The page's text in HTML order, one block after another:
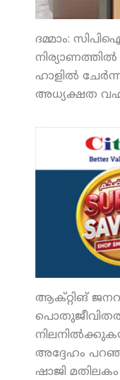
ദമ്മാം:
നിര്യാണത്തില്‍
ഹാളില്‍
അധ്യക്ഷത
ആക്റ്റിങ്
അദ്ദേഹം
ഷാജി